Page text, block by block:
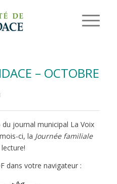
– OCTOBRE
du journal municipal La Voix
ci, la Journée familiale
dans votre navigateur :